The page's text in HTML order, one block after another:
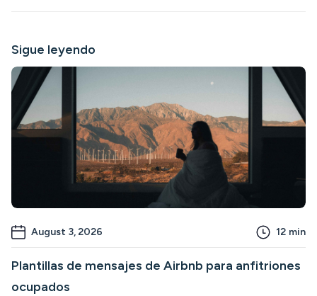
Sigue leyendo
August 3, 2026 12 min
Plantillas de mensajes de Airbnb para anfitriones
ocupados